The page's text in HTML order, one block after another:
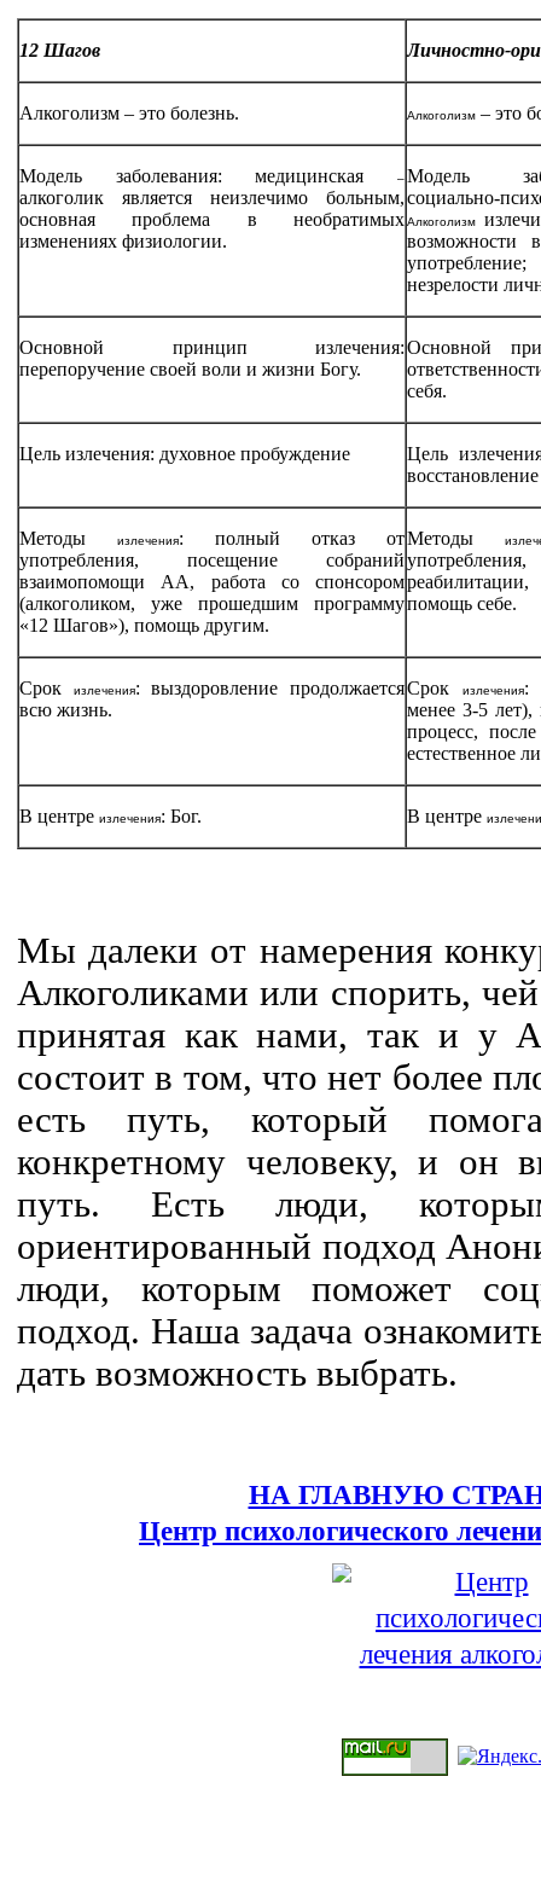
12 Шагов Личностно-
Алкоголизм – это болезнь. Алкоголизм – это
Модель заболевания: медицинская –
алкоголик является неизлечимо больным,
основная проблема в необратимых
изменениях физиологии.
Модель
Алкоголизм
возможности
незрелости
Основной принцип излечения:
перепоручение своей воли и жизни Богу.
Основной
себя.
Цель излечения: духовное пробуждение
Цель
Методы излечения: полный отказ от
употребления, посещение собраний
взаимопомощи АА, работа со спонсором
(алкоголиком, уже прошедшим программу
«12 Шагов»), помощь другим.
Методы
помощь себе.
Срок излечения: выздоровление продолжается
всю жизнь.
Срок излечения:
менее 3-5
процесс,
естественное
В центре излечения: Бог. В центре
Мы далеки от намерения
Алкоголиками или спорить,
принятая как нами, так и у
состоит в том, что нет более
есть путь, который
конкретному человеку, и он
путь. Есть люди,
ориентированный подход
люди, которым поможет
подход. Наша задача
дать возможность выбрать.
НА ГЛАВНУЮ
Центр психологического